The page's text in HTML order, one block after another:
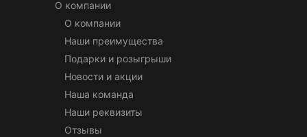
О компании
О компании
Наши преимущества
Подарки и розыгрыши
Новости и акции
Наша команда
Наши реквизиты
Отзывы